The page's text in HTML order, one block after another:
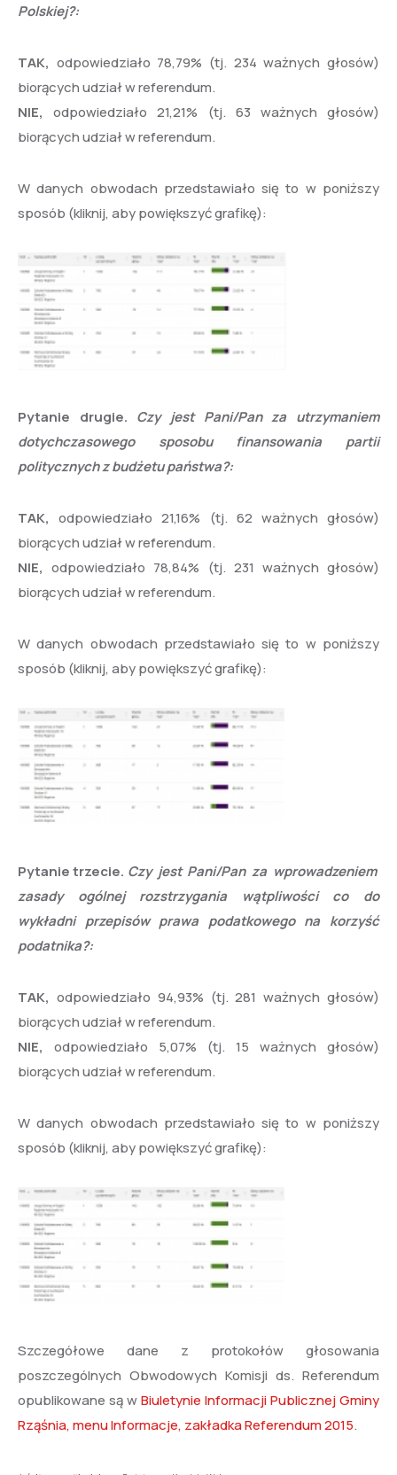
Polskiej?:
TAK, odpowiedziało 78,79% (tj. 234 ważnych głosów)
biorących udział w referendum.
NIE, odpowiedziało 21,21% (tj. 63 ważnych głosów)
biorących udział w referendum.
W danych obwodach przedstawiało się to w poniższy
sposób (kliknij, aby powiększyć grafikę):
Pytanie drugie. Czy jest Pani/Pan za utrzymaniem
dotychczasowego sposobu finansowania partii
politycznych z budżetu państwa?:
TAK, odpowiedziało 21,16% (tj. 62 ważnych głosów)
biorących udział w referendum.
NIE, odpowiedziało 78,84% (tj. 231 ważnych głosów)
biorących udział w referendum.
W danych obwodach przedstawiało się to w poniższy
sposób (kliknij, aby powiększyć grafikę):
Pytanie trzecie. Czy jest Pani/Pan za wprowadzeniem
zasady ogólnej rozstrzygania wątpliwości co do
wykładni przepisów prawa podatkowego na korzyść
podatnika?:
TAK, odpowiedziało 94,93% (tj. 281 ważnych głosów)
biorących udział w referendum.
NIE, odpowiedziało 5,07% (tj. 15 ważnych głosów)
biorących udział w referendum.
W danych obwodach przedstawiało się to w poniższy
sposób (kliknij, aby powiększyć grafikę):
Szczegółowe dane z protokołów głosowania
poszczególnych Obwodowych Komisji ds. Referendum
opublikowane są wBiuletynie Informacji Publicznej Gminy
Rząśnia, menu Informacje, zakładka Referendum 2015.